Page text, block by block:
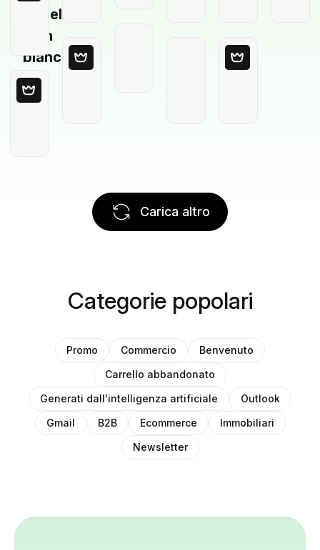
Modello
in
bianco
Carica altro
Categorie popolari
Promo Commercio
Benvenuto
Carrello abbandonato
Generati dall'intelligenza artificiale
Outlook
Gmail
B2B Ecommerce
Immobiliari
Newsletter